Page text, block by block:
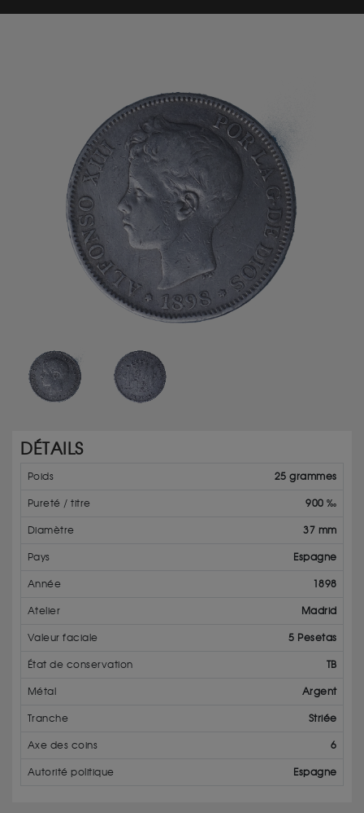
DÉTAILS
Poids 25 grammes
Pureté / titre 900 ‰
Diamètre 37 mm
Pays Espagne
Année 1898
Atelier Madrid
Valeur faciale 5 Pesetas
État de conservation TB
Métal Argent
Tranche Striée
Axe des coins 6
Autorité politique Espagne